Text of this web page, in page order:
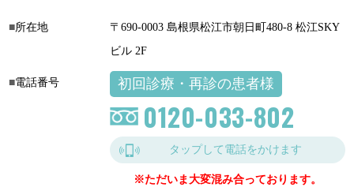
所在地
〒690-0003 島根県松江市朝日町480-8 松江SKY
ビル 2F
電話番号 初回診療・再診の患者様
0120-033-802
タップして電話をかけます
※ただいま大変混み合っております。